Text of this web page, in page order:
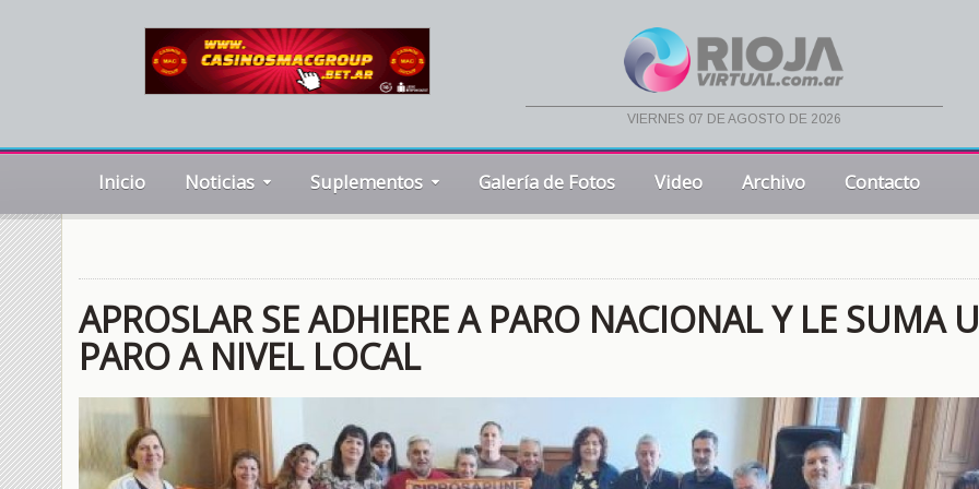
viernes 07 de agosto de 2026
Inicio Noticias Suplementos Galería de Fotos Video Archivo Contacto
APROSLAR SE ADHIERE A PARO NACIONAL Y LE SUMA
PARO A NIVEL LOCAL